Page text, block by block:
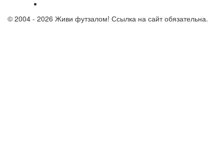
© 2004 - 2026 Живи футзалом! Ссылка на сайт обязательна.